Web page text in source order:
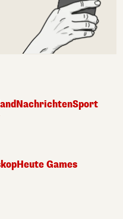
NachrichtenSport
Heute Games